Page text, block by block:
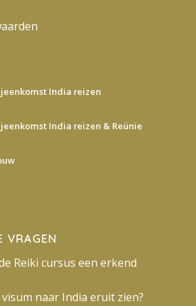
India reizen
India reizen & Reünie
VRAGEN
Reiki cursus een erkend
naar India eruit zien?